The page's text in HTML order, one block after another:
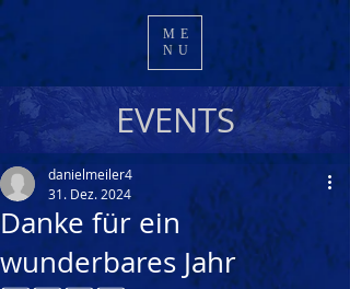
ME
NU
EVENTS
Danke für ein
wunderbares Jahr
danielmeiler4
31. Dez. 2024